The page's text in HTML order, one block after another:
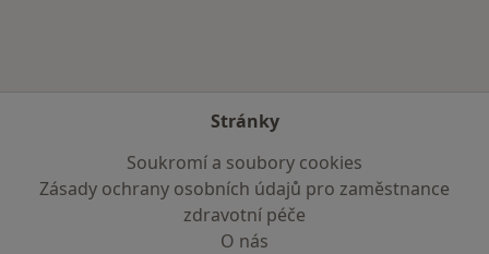
Stránky
Soukromí a soubory cookies
Zásady ochrany osobních údajů pro zaměstnance
zdravotní péče
O nás